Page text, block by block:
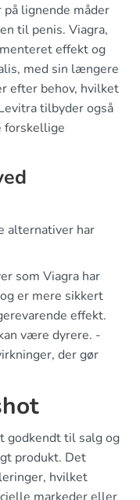
lignende måder
til penis. Viagra,
effekt og
med sin længere
efter behov, hvilket
tilbyder også
forskellige
alternativer har
som Viagra har
er mere sikkert
effekt.
være dyrere. -
der gør
godkendt til salg og
produkt. Det
hvilket